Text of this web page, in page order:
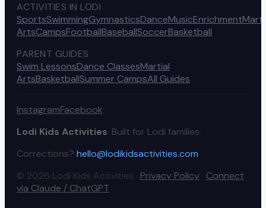
ACTIVITIES IN LODI
SportsSwimmingGymnasticsDanceMusicEnrichment
ArtsCampsFootballBaseballSoccerBasketball
PARENT GUIDES
Swim LessonsDance ClassesMartial
ArtsBasketballSummer CampsAll Guides
InstagramFacebook
Lodi Kids Activities. Built for Lodi families.
Corrections? hello@lodikidsactivities.com
© 2026 Lodi Kids Activities · Privacy Policy · Connect
via Claude / ChatGPT